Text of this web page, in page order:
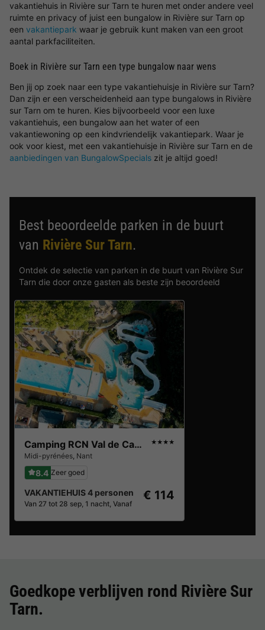
vakantiehuis in Rivière sur Tarn te huren met onder andere veel
ruimte en privacy of juist een bungalow in Rivière sur Tarn op
een vakantiepark waar je gebruik kunt maken van een groot
aantal parkfaciliteiten.
Boek in Rivière sur Tarn een type bungalow naar wens
Ben jij op zoek naar een type vakantiehuisje in Rivière sur Tarn?
Dan zijn er een verscheidenheid aan type bungalows in Rivière
sur Tarn om te huren. Kies bijvoorbeeld voor een luxe
vakantiehuis, een bungalow aan het water of een
vakantiewoning op een kindvriendelijk vakantiepark. Waar je
ook voor kiest, met een vakantiehuisje in Rivière sur Tarn en de
aanbiedingen van BungalowSpecials zit je altijd goed!
Best beoordeelde parken in de buurt
van Rivière Sur Tarn.
Ontdek de selectie van parken in de buurt van Rivière Sur
Tarn die door onze gasten als beste zijn beoordeeld
Camping RCN Val de Cantobre ★★★★
Midi-pyrénées, Nant
8.4 Zeer goed
VAKANTIEHUIS 4 personen
Van 27 tot 28 sep, 1 nacht, Vanaf
€ 114
Goedkope verblijven rond Rivière Sur
Tarn.